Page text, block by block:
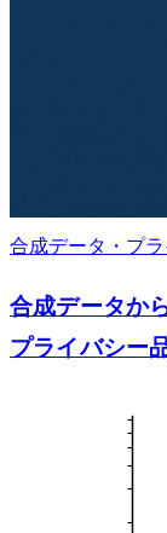
合成データ・プ
合成データか
プライバシー